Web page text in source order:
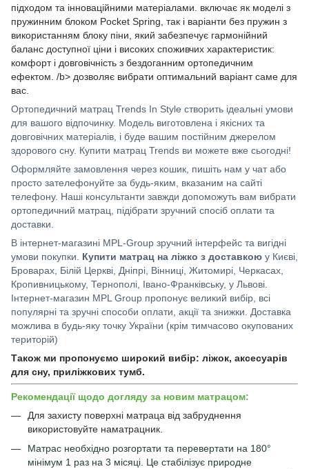
підходом та інноваційними матеріалами. включає як моделі з
пружинним блоком Pocket Spring, так і варіанти без пружин з
використанням блоку піни, який забезпечує гармонійний
баланс доступної ціни і високих споживчих характеристик:
комфорт і довговічність з бездоганним ортопедичним
ефектом. /b> дозволяє вибрати оптимальний варіант саме для
вас.
Ортопедичний матрац Trends In Style створить ідеальні умови
для вашого відпочинку. Модель виготовлена ​​і якісних та
довговічних матеріалів, і буде вашим постійним джерелом
здорового сну. Купити матрац Trends ви можете вже сьогодні!
Оформляйте замовлення через кошик, пишіть нам у чат або
просто зателефонуйте за будь-яким, вказаним на сайті
телефону. Наші консультанти завжди допоможуть вам вибрати
ортопедичний матрац, підібрати зручний спосіб оплати та
доставки.
В інтернет-магазині MPL-Group зручний інтерфейс та вигідні
умови покупки. Купити матрац на ліжко з доставкою у Києві,
Броварах, Білій Церкві, Дніпрі, Вінниці, Житомирі, Черкасах,
Кропивницькому, Тернополі, Івано-Франківську, у Львові.
Інтернет-магазин MPL Group пропонує великий вибір, всі
популярні та зручні способи оплати, акції та знижки. Доставка
можлива в будь-яку точку України (крім тимчасово окупованих
територій)
Також ми пропонуємо широкий вибір: ліжок, аксесуарів
для сну, приліжкових тумб.
Рекомендації щодо догляду за новим матрацом:
Для захисту поверхні матраца від забруднення
використовуйте наматрацник
Матрас необхідно розгортати та перевертати на 180°
мінімум 1 раз на 3 місяці. Це стабілізує природне